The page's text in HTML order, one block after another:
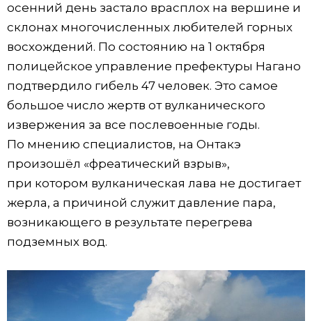
осенний день застало врасплох на вершине и
склонах многочисленных любителей горных
восхождений. По состоянию на 1 октября
полицейское управление префектуры Нагано
подтвердило гибель 47 человек. Это самое
большое число жертв от вулканического
извержения за все послевоенные годы.
По мнению специалистов, на Онтакэ
произошёл «фреатический взрыв»,
при котором вулканическая лава не достигает
жерла, а причиной служит давление пара,
возникающего в результате перегрева
подземных вод.